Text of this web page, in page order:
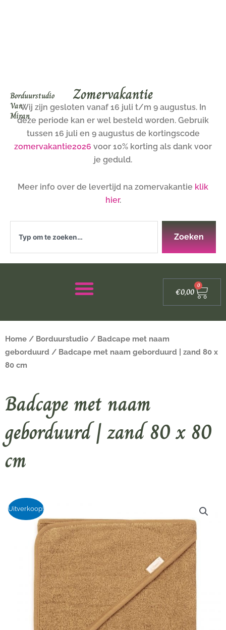
Borduurstudio
Van
Miran
Zomervakantie
Wij zijn gesloten vanaf 16 juli t/m 9 augustus. In
deze periode kan er wel besteld worden. Gebruik
tussen 16 juli en 9 augustus de kortingscode
zomervakantie2026 voor 10% korting als dank voor
je geduld.
Meer info over de levertijd na zomervakantie klik
hier.
Zoeken
€0,00
0
Home / Borduurstudio / Badcape met naam
geborduurd / Badcape met naam geborduurd | zand 80 x
80 cm
Badcape met naam
geborduurd | zand 80 x 80
cm
Uitverkoop!